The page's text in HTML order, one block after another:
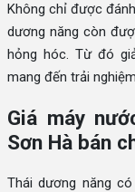
Không chỉ được
dương năng còn
hỏng hóc. Từ đó
mang đến trải
Giá máy
Sơn Hà bán
Thái dương năng